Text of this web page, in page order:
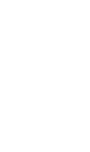
する